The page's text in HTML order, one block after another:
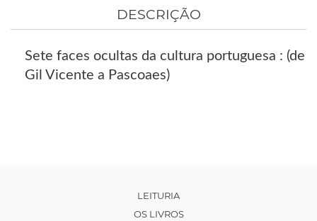
DESCRIÇÃO
Sete faces ocultas da cultura portuguesa : (de
Gil Vicente a Pascoaes)
LEITURIA
OS LIVROS